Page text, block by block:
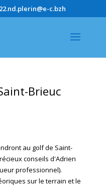
c.bzh
Brieuc
au golf de Saint-
conseils d'Adrien
professionnel).
sur le terrain et le